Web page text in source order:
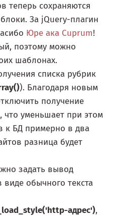
теперь сохраняются
За jQuery-плагин
Юре ака Cuprum!
поэтому можно
шаблонах.
списка рубрик
). Благодаря новым
получение
что уменьшает при этом
к БД примерно в два
разница будет
задать вывод
обычного текста
адрес'),